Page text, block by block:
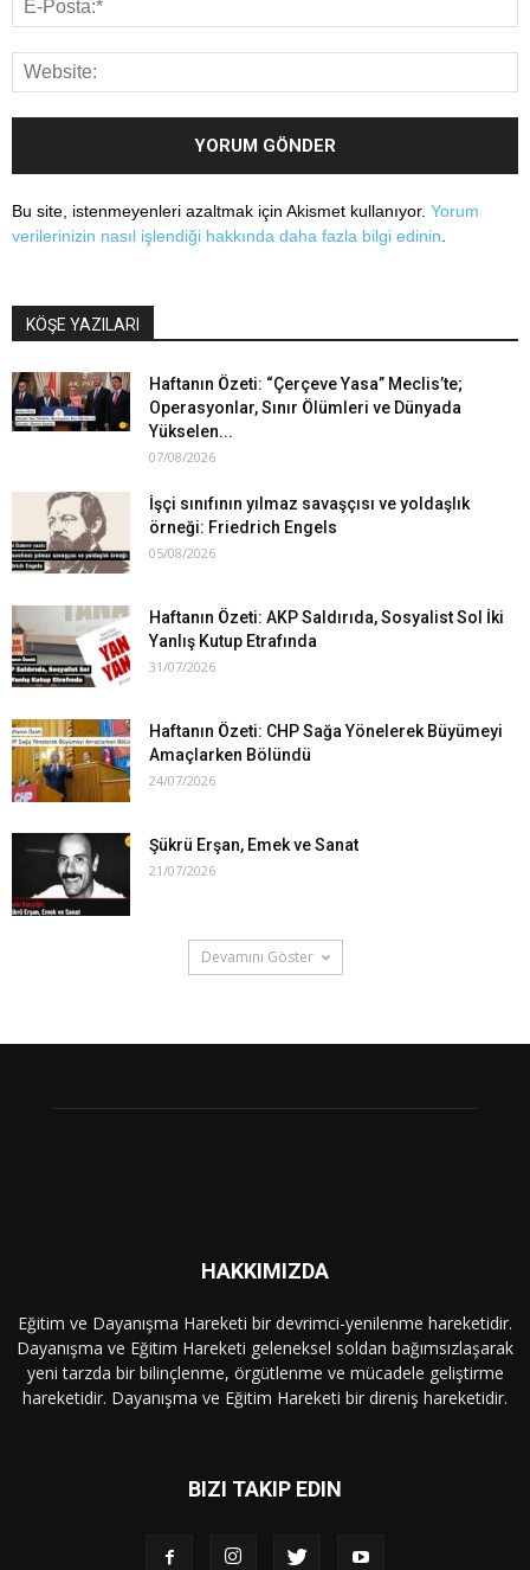
Bu site, istenmeyenleri azaltmak için Akismet kullanıyor. Yorum
verilerinizin nasıl işlendiği hakkında daha fazla bilgi edinin
KÖŞE YAZILARI
Haftanın Özeti: “Çerçeve Yasa” Meclis’te;
Operasyonlar, Sınır Ölümleri ve Dünyada
Yükselen...
07/08/2026
İşçi sınıfının yılmaz savaşçısı ve yoldaşlık
örneği: Friedrich Engels
05/08/2026
Haftanın Özeti: AKP Saldırıda, Sosyalist Sol İki
Yanlış Kutup Etrafında
31/07/2026
Haftanın Özeti: CHP Sağa Yönelerek Büyümeyi
Amaçlarken Bölündü
24/07/2026
Şükrü Erşan, Emek ve Sanat
21/07/2026
Devamını Göster
HAKKIMIZDA
Eğitim ve Dayanışma Hareketi bir devrimci-yenilenme hareketidir.
Dayanışma ve Eğitim Hareketi geleneksel soldan bağımsızlaşarak
yeni tarzda bir bilinçlenme, örgütlenme ve mücadele geliştirme
hareketidir. Dayanışma ve Eğitim Hareketi bir direniş hareketidir.
BIZI TAKIP EDIN